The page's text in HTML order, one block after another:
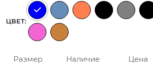
ЦВЕТ:
Размер Наличие Цена